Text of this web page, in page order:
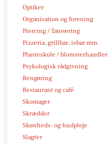
Optiker
Organisation og forening
Piercing / Tatovering
Pizzeria, grillbar, isbar mm.
Planteskole / blomsterhandler
Psykologisk rådgivning
Rengøring
Restaurant og café
Skomager
Skrædder
Skønheds- og hudpleje
Slagter